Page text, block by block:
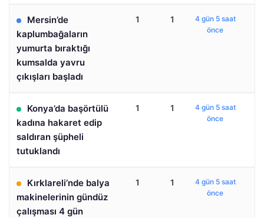
Mersin’de
kaplumbağaların
yumurta bıraktığı
kumsalda yavru
çıkışları başladı
1 1
4 gün 5 saat
önce
Konya’da başörtülü
kadına hakaret edip
saldıran şüpheli
tutuklandı
1 1
4 gün 5 saat
önce
Kırklareli’nde balya
makinelerinin gündüz
çalışması 4 gün
1 1
4 gün 5 saat
önce